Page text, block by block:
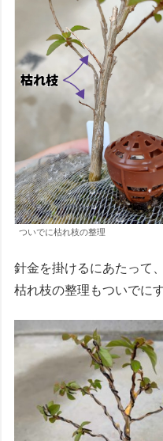
ついでに枯れ枝の整理
針金を掛けるにあたって、
枯れ枝の整理もついでに